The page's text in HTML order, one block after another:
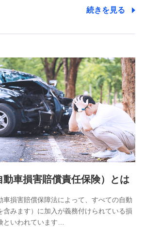
やお問い合わせ内容の正確な把握のため
理者の職名、連絡先
ンシュアランス 営業部長
中央区日本橋人形町2-14-10 アーバン
ンシュアランス
者提供について
いたしません。
成に必要な範囲内において個人情報の取
続きを見る
動車損害賠償責任保険）とは
車損害賠償保障法によって、すべての自動
含みます）に加入が義務付けられている損
といわれています…